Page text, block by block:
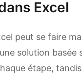
Excel
peut se faire
solution basée
étape, tandis